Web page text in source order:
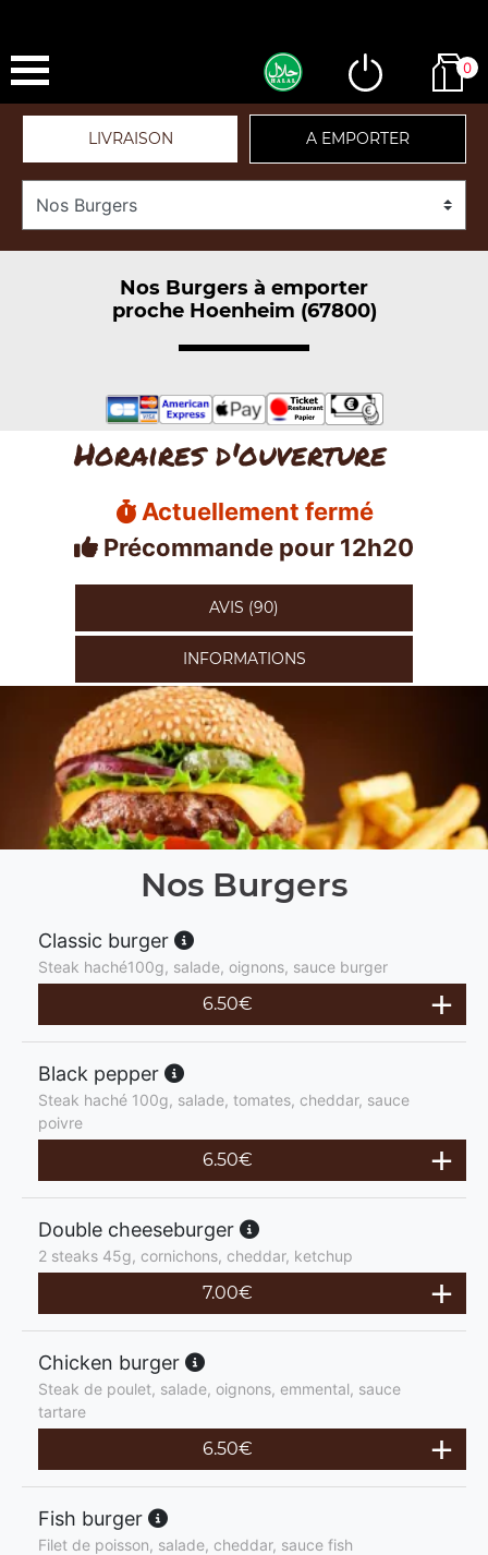
0
LIVRAISON A EMPORTER
Nos Burgers à emporter
proche Hoenheim (67800)
Horaires d'ouverture
Actuellement fermé
Précommande pour 12h20
AVIS (90)
INFORMATIONS
Nos Burgers
Classic burger
Steak haché100g, salade, oignons, sauce burger
6.50€
Black pepper
Steak haché 100g, salade, tomates, cheddar, sauce
poivre
6.50€
Double cheeseburger
2 steaks 45g, cornichons, cheddar, ketchup
7.00€
Chicken burger
Steak de poulet, salade, oignons, emmental, sauce
tartare
6.50€
Fish burger
Filet de poisson, salade, cheddar, sauce fish